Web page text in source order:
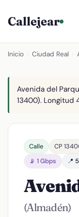
Callejear
Inicio Ciudad Real
Avenida del
13400). Longitud
Calle CP
📡 1 Gbps
📍
(Almadén)